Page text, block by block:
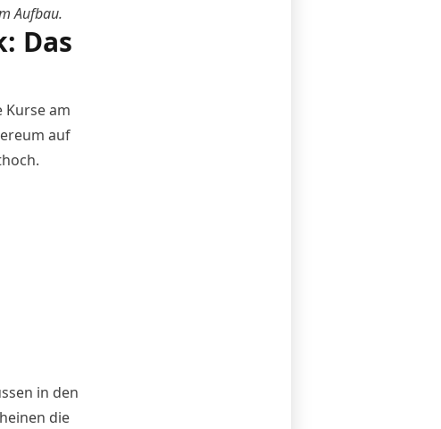
Aufbau.
Das
am
auf
in den
die